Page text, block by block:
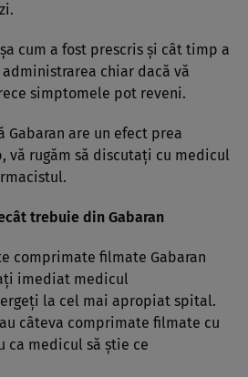
cum a fost prescris şi cât timp a
chiar dacă vă
simptomele pot reveni.
Gabaran are un efect prea
vă rugăm să discutaţi cu medicul
trebuie din Gabaran
comprimate filmate Gabaran
imediat medicul
la cel mai apropiat spital.
câteva comprimate filmate cu
ca medicul să ştie ce